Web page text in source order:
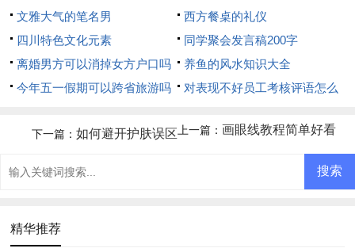
文雅大气的笔名男
西方餐桌的礼仪
四川特色文化元素
同学聚会发言稿200字
离婚男方可以消掉女方户口吗
养鱼的风水知识大全
今年五一假期可以跨省旅游吗
对表现不好员工考核评语怎么
上一篇： 画眼线教程简单好看
下一篇： 如何避开护肤误区
精华推荐